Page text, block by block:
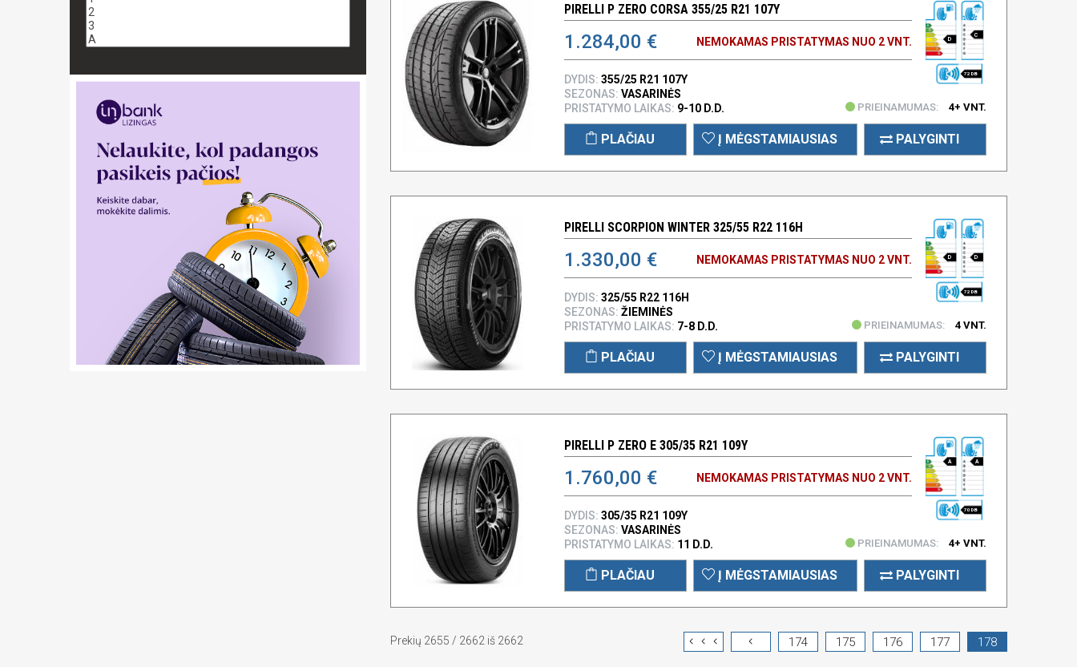
PIRELLI P ZERO CORSA 355/25 R21 107Y
1.284,00 € NEMOKAMAS PRISTATYMAS NUO 2 VNT. D
C
72 DB
DYDIS: 355/25 R21 107Y
SEZONAS: VASARINĖS
PRISTATYMO LAIKAS: 9-10 D.D. PRIEINAMUMAS: 4+ VNT.
PLAČIAU Į MĖGSTAMIAUSIAS PALYGINTI
PIRELLI SCORPION WINTER 325/55 R22 116H
1.330,00 € NEMOKAMAS PRISTATYMAS NUO 2 VNT. D D
72 DB
DYDIS: 325/55 R22 116H
SEZONAS: ŽIEMINĖS
PRISTATYMO LAIKAS: 7-8 D.D. PRIEINAMUMAS: 4 VNT.
PLAČIAU Į MĖGSTAMIAUSIAS PALYGINTI
PIRELLI P ZERO E 305/35 R21 109Y
1.760,00 € NEMOKAMAS PRISTATYMAS NUO 2 VNT.
A A
70 DB
DYDIS: 305/35 R21 109Y
SEZONAS: VASARINĖS
PRISTATYMO LAIKAS: 11 D.D. PRIEINAMUMAS: 4+ VNT.
PLAČIAU Į MĖGSTAMIAUSIAS PALYGINTI
Prekių 2655 / 2662 iš 2662 174 175 176 177 178